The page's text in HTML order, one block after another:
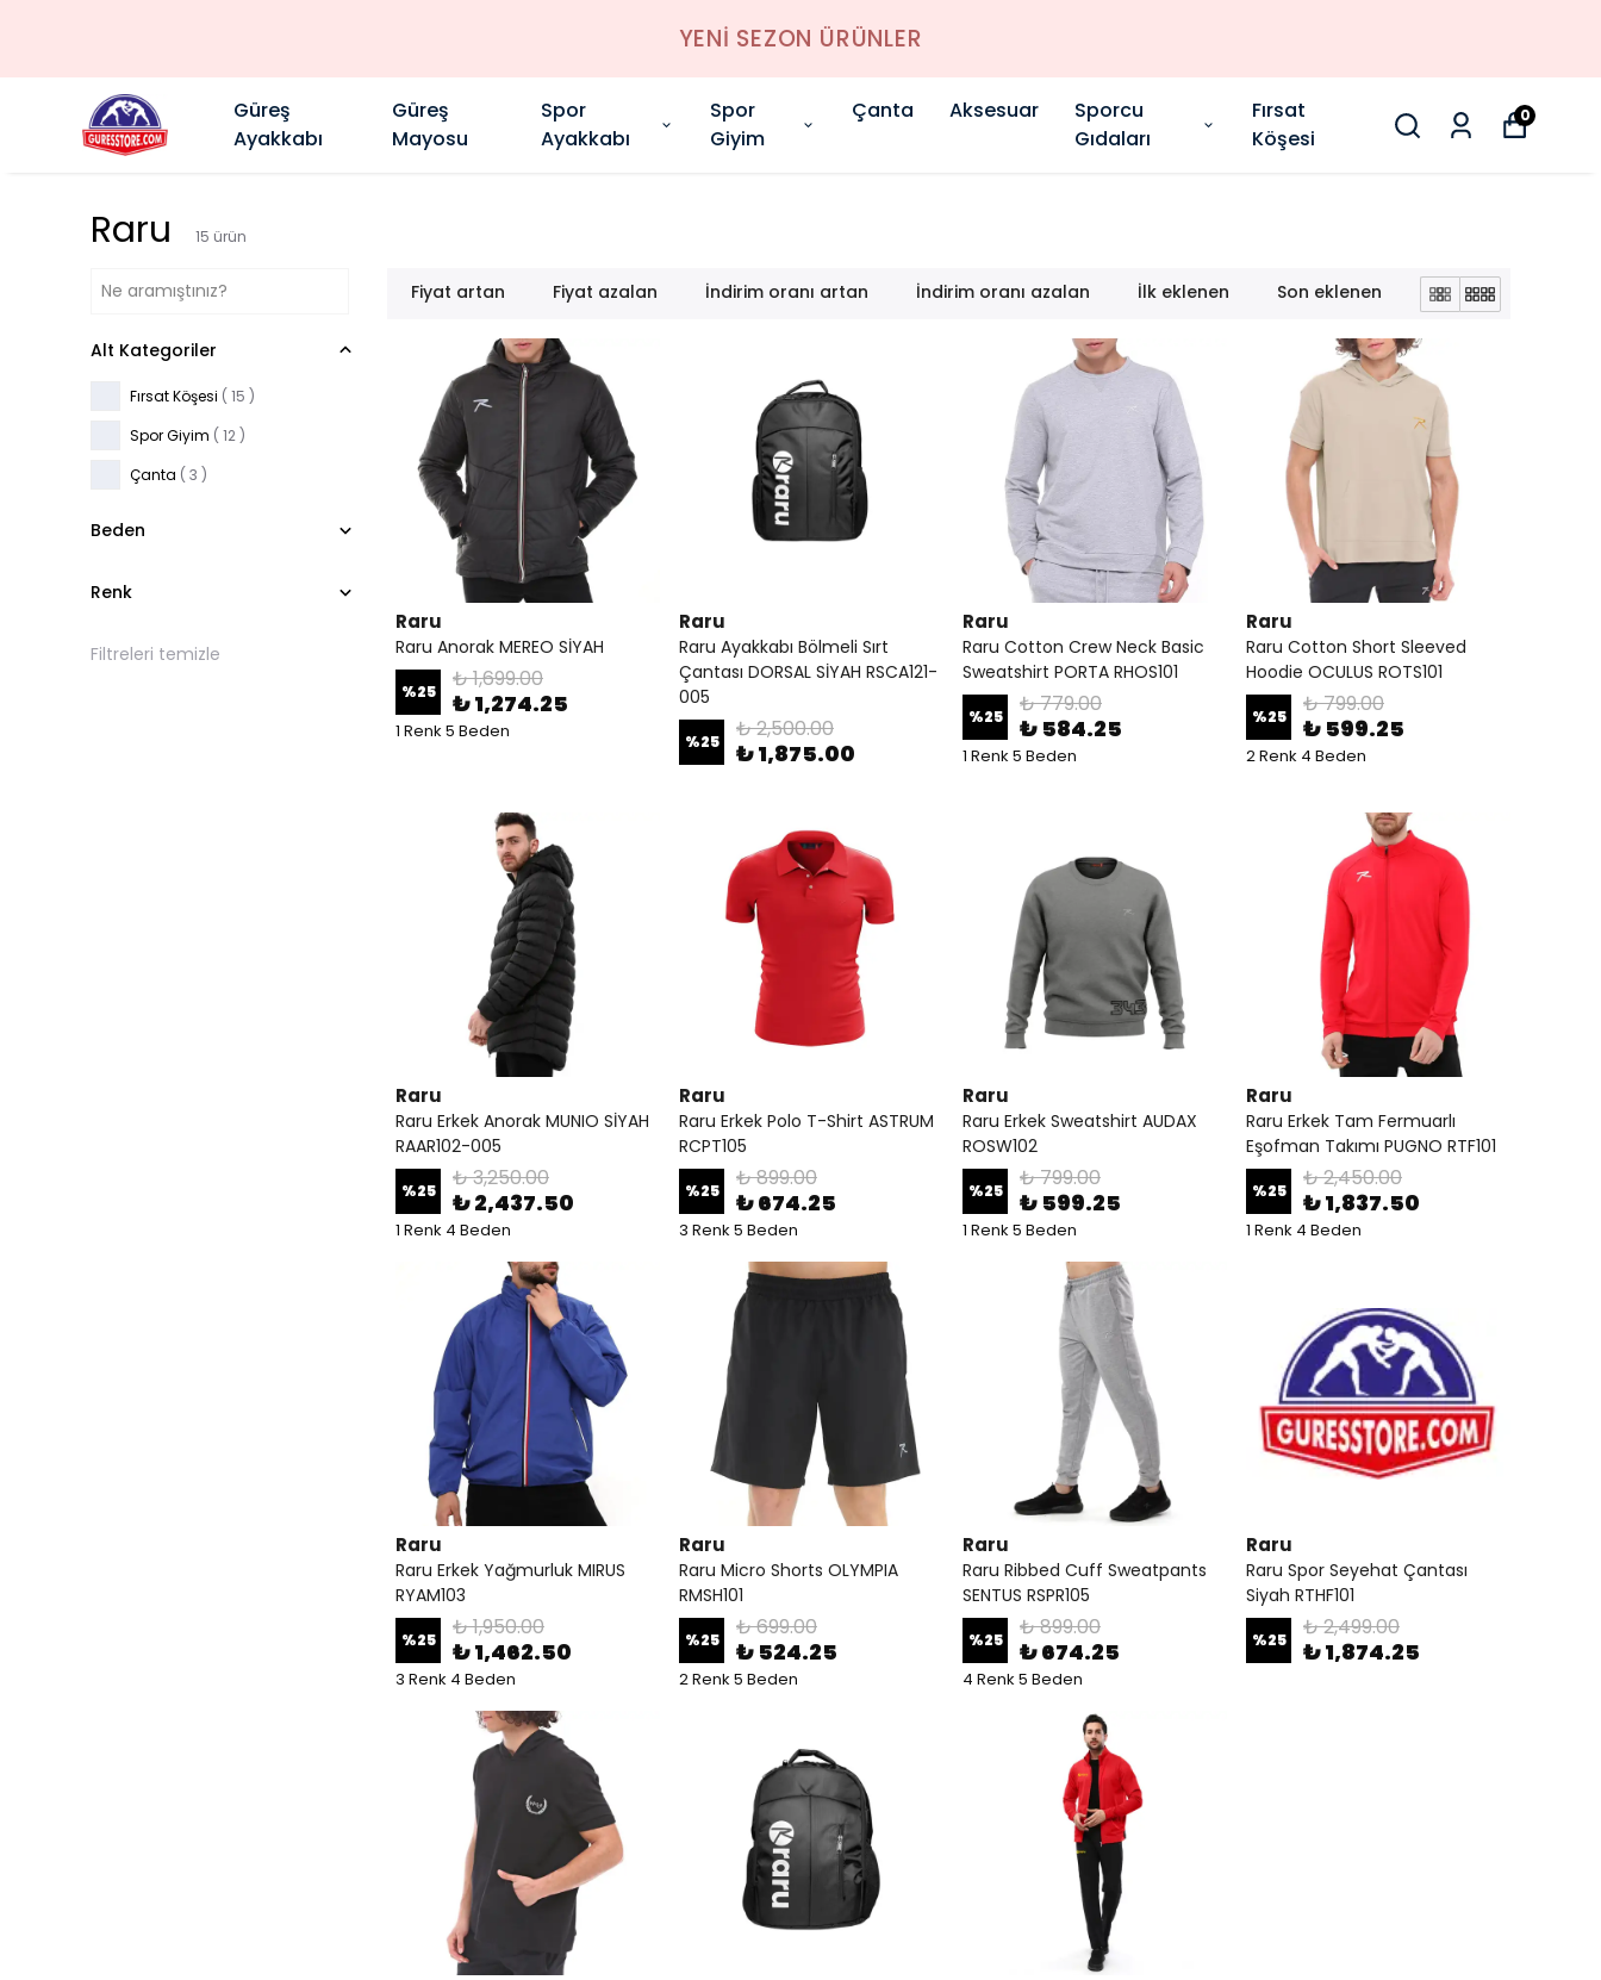
YENİ SEZON ÜRÜNLER
Güreş
Ayakkabı
Güreş
Mayosu
Spor
Ayakkabı
Spor
Giyim
Çanta Aksesuar
Sporcu
Gıdaları
Fırsat
Köşesi
0
Raru 15 ürün
Fiyat artan Fiyat azalan İndirim oranı artan İndirim oranı azalan İlk eklenen Son eklenen
Alt Kategoriler
Fırsat Köşesi ( 15 )
Spor Giyim ( 12 )
Çanta ( 3 )
Beden
Renk
Filtreleri temizle
Raru
Raru Anorak MEREO SİYAH
%25 ₺ 1,699.00
₺ 1,274.25
1 Renk 5 Beden
Raru
Raru Ayakkabı Bölmeli Sırt
Çantası DORSAL SİYAH RSCA121-
005
%25 ₺ 2,500.00
₺ 1,875.00
Raru
Raru Cotton Crew Neck Basic
Sweatshirt PORTA RHOS101
%25 ₺ 779.00
₺ 584.25
1 Renk 5 Beden
Raru
Raru Cotton Short Sleeved
Hoodie OCULUS ROTS101
%25 ₺ 799.00
₺ 599.25
2 Renk 4 Beden
Raru
Raru Erkek Anorak MUNIO SİYAH
RAAR102-005
%25 ₺ 3,250.00
₺ 2,437.50
1 Renk 4 Beden
Raru
Raru Erkek Polo T-Shirt ASTRUM
RCPT105
%25 ₺ 899.00
₺ 674.25
3 Renk 5 Beden
Raru
Raru Erkek Sweatshirt AUDAX
ROSW102
%25 ₺ 799.00
₺ 599.25
1 Renk 5 Beden
Raru
Raru Erkek Tam Fermuarlı
Eşofman Takımı PUGNO RTF101
%25 ₺ 2,450.00
₺ 1,837.50
1 Renk 4 Beden
Raru
Raru Erkek Yağmurluk MIRUS
RYAM103
%25 ₺ 1,950.00
₺ 1,462.50
3 Renk 4 Beden
Raru
Raru Micro Shorts OLYMPIA
RMSH101
%25 ₺ 699.00
₺ 524.25
2 Renk 5 Beden
Raru
Raru Ribbed Cuff Sweatpants
SENTUS RSPR105
%25 ₺ 899.00
₺ 674.25
4 Renk 5 Beden
Raru
Raru Spor Seyehat Çantası
Siyah RTHF101
%25 ₺ 2,499.00
₺ 1,874.25